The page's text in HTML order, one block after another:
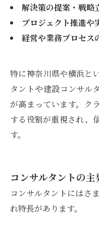
解決策の提案・戦略
プロジェクト推進や
経営や業務プロセス
特に神奈川県や横浜と
タントや建設コンサル
が高まっています。ク
する役割が重視され、
す。
コンサルタントの
コンサルタントにはさ
れ特長があります。